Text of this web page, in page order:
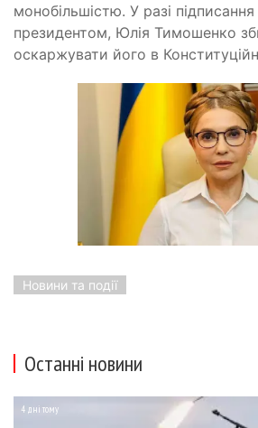
монобільшістю. У разі
президентом, Юлія Тимошенко
оскаржувати його в
Новини та події
Останні новини
4 дні тому